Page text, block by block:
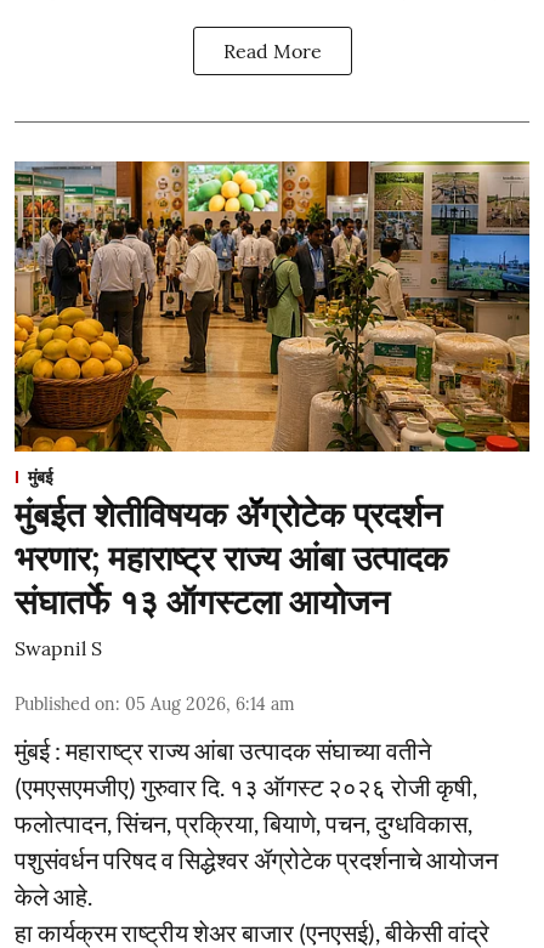
Read More
मुंबई
मुंबईत शेतीविषयक ॲॅग्रोटेक प्रदर्शन
भरणार; महाराष्ट्र राज्य आंबा उत्पादक
संघातर्फे १३ ऑगस्टला आयोजन
Swapnil S
Published on: 05 Aug 2026, 6:14 am
मुंबई : महाराष्ट्र राज्य आंबा उत्पादक संघाच्या वतीने
(एमएसएमजीए) गुरुवार दि. १३ ऑगस्ट २०२६ रोजी कृषी,
फलोत्पादन, सिंचन, प्रक्रिया, बियाणे, पचन, दुग्धविकास,
पशुसंवर्धन परिषद व सिद्धेश्वर ॲग्रोटेक प्रदर्शनाचे आयोजन
केले आहे.
हा कार्यक्रम राष्ट्रीय शेअर बाजार (एनएसई), बीकेसी वांद्रे